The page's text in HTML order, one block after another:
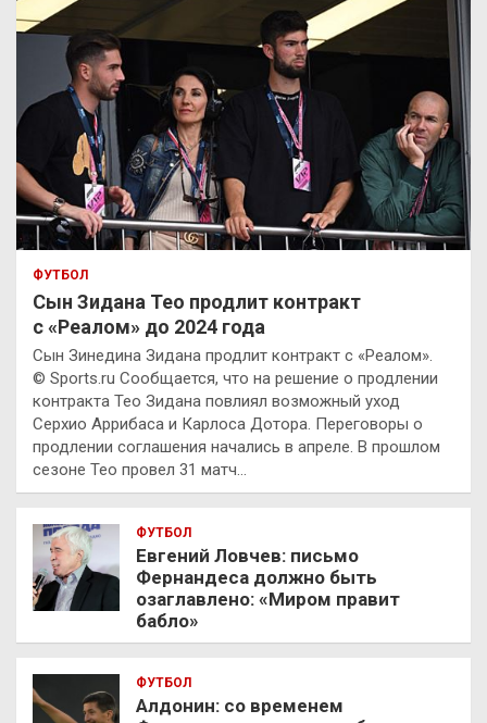
ФУТБОЛ
Сын Зидана Тео продлит контракт
с «Реалом» до 2024 года
Сын Зинедина Зидана продлит контракт с «Реалом».
© Sports.ru Сообщается, что на решение о продлении
контракта Тео Зидана повлиял возможный уход
Серхио Аррибаса и Карлоса Дотора. Переговоры о
продлении соглашения начались в апреле. В прошлом
сезоне Тео провел 31 матч…
ФУТБОЛ
Евгений Ловчев: письмо
Фернандеса должно быть
озаглавлено: «Миром правит
бабло»
ФУТБОЛ
Алдонин: со временем